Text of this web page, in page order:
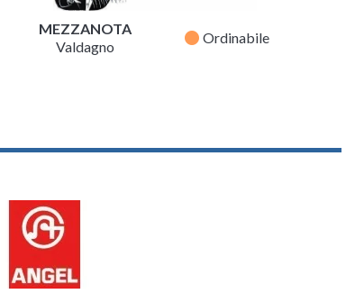
MEZZANOTA
Valdagno
fiber_manual_record Ordinabile